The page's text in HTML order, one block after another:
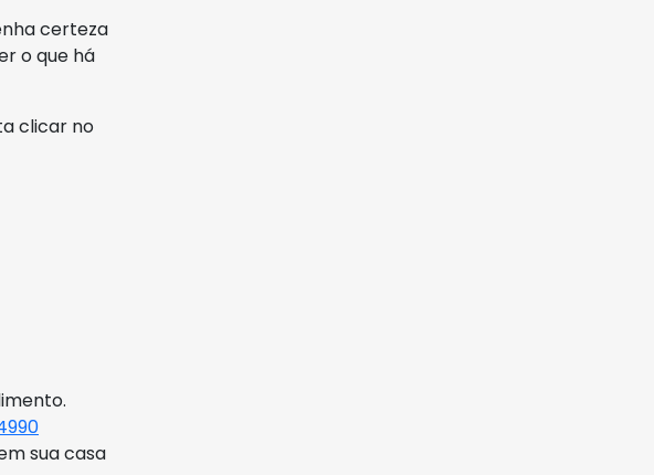
certeza
o que há
clicar no
sua casa